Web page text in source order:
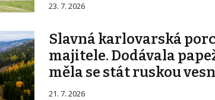
23. 7. 2026
Slavná karlovarská
majitele. Dodávala
měla se stát ruskou
21. 7. 2026